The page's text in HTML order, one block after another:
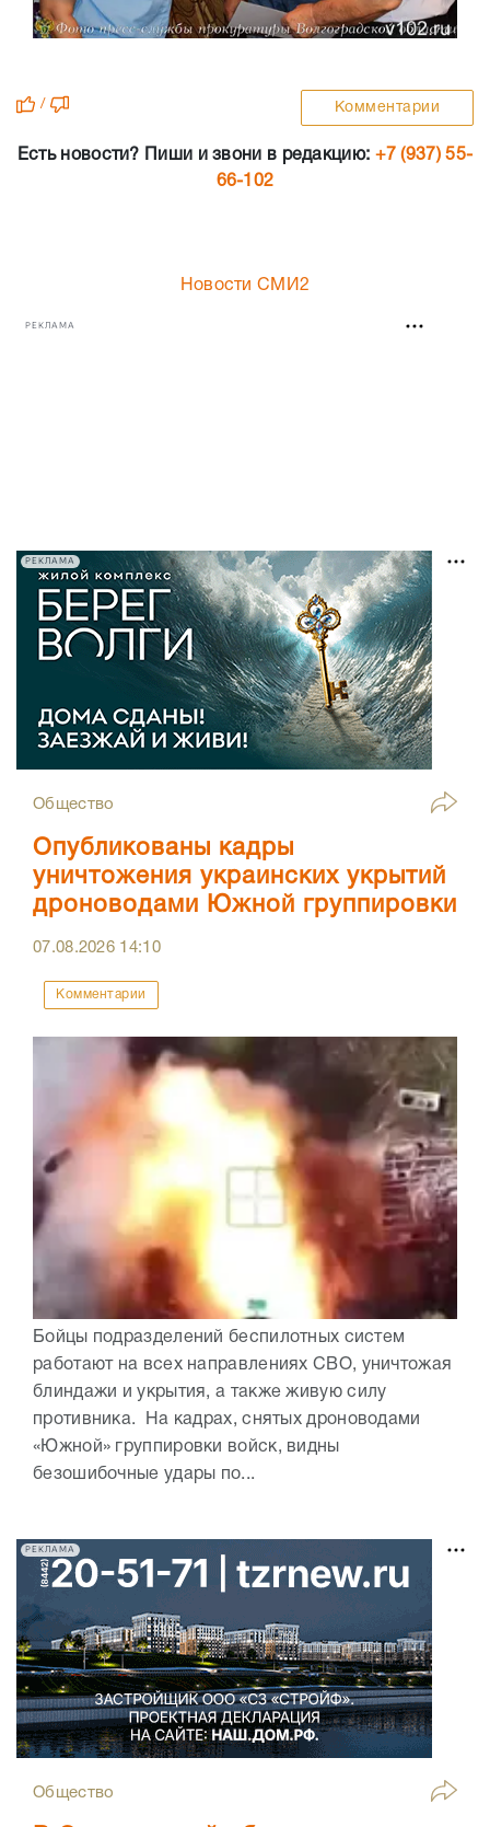
/ Комментарии
Есть новости? Пиши и звони в редакцию: +7 (937) 55-
66-102
Новости СМИ2
РЕКЛАМА
РЕКЛАМА
Общество
Опубликованы кадры
уничтожения украинских укрытий
дроноводами Южной группировки
07.08.2026 14:10
Комментарии
Бойцы подразделений беспилотных систем
работают на всех направлениях СВО, уничтожая
блиндажи и укрытия, а также живую силу
противника. На кадрах, снятых дроноводами
«Южной» группировки войск, видны
безошибочные удары по...
РЕКЛАМА
Общество